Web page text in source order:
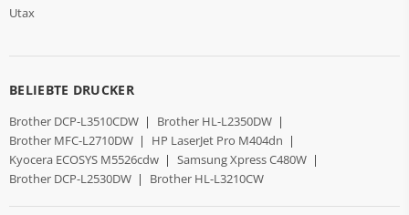
Utax
BELIEBTE DRUCKER
Brother DCP-L3510CDW | Brother HL-L2350DW |
Brother MFC-L2710DW | HP LaserJet Pro M404dn |
Kyocera ECOSYS M5526cdw | Samsung Xpress C480W |
Brother DCP-L2530DW | Brother HL-L3210CW